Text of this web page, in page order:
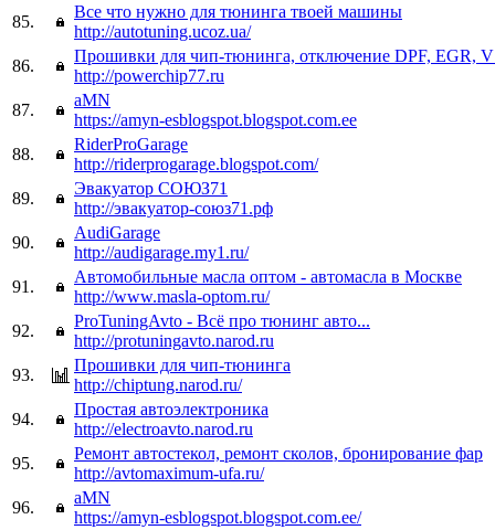
85.
Все что нужно для тюнинга твоей машины
http://autotuning.ucoz.ua/
86.
Прошивки для чип-тюнинга, отключение DPF, EGR,
http://powerchip77.ru
87.
aMN
https://amyn-esblogspot.blogspot.com.ee
88.
RiderProGarage
http://riderprogarage.blogspot.com/
89.
Эвакуатор СОЮЗ71
http://эвакуатор-союз71.рф
90.
AudiGarage
http://audigarage.my1.ru/
91.
Автомобильные масла оптом - автомасла в Москве
http://www.masla-optom.ru/
92.
ProTuningAvto - Всё про тюнинг авто...
http://protuningavto.narod.ru
93.
Прошивки для чип-тюнинга
http://chiptung.narod.ru/
94.
Простая автоэлектроника
http://electroavto.narod.ru
95.
Ремонт автостекол, ремонт сколов, бронирование фар
http://avtomaximum-ufa.ru/
96.
aMN
https://amyn-esblogspot.blogspot.com.ee/